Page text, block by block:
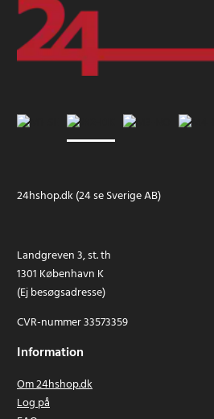
24hshop.dk (24 se Sverige AB)
Landgreven 3, st. th
1301 København K
(Ej besøgsadresse)
CVR-nummer 33573359
Information
Om 24hshop.dk
Log på